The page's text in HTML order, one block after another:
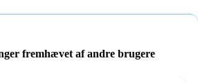
fremhævet af andre brugere